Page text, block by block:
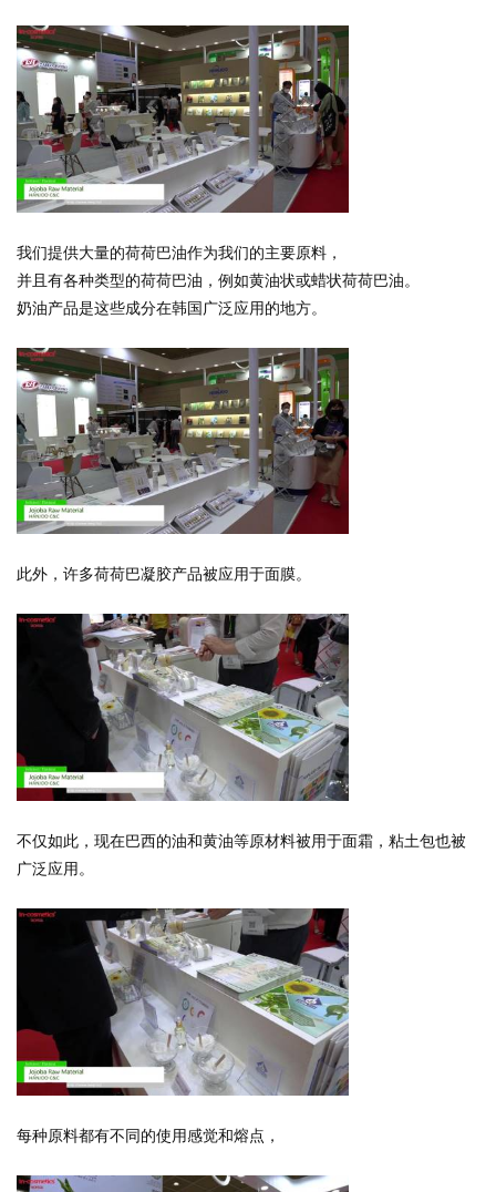
我们提供大量的荷荷巴油作为我们的主要原料，
并且有各种类型的荷荷巴油，例如黄油状或蜡状荷荷巴油。
奶油产品是这些成分在韩国广泛应用的地方。
此外，许多荷荷巴凝胶产品被应用于面膜。
不仅如此，现在巴西的油和黄油等原材料被用于面霜，粘土包也被
广泛应用。
每种原料都有不同的使用感觉和熔点，